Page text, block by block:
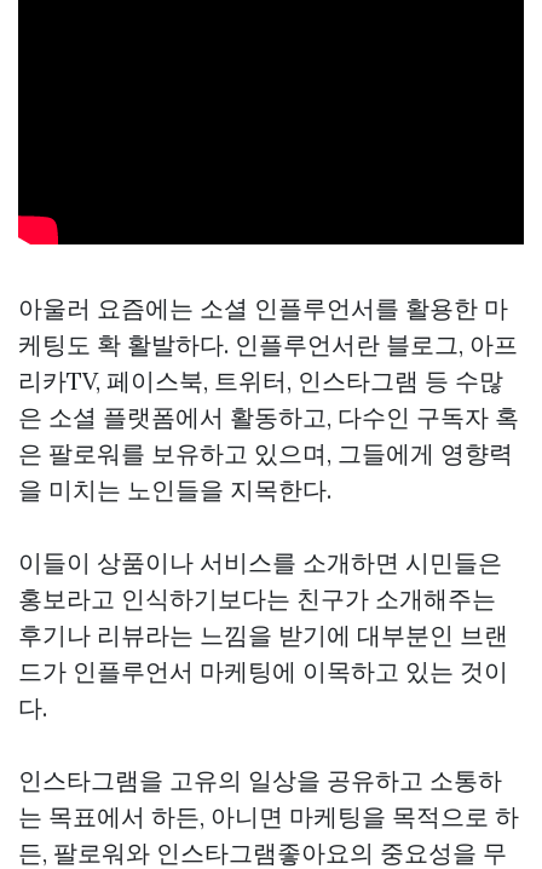
아울러 요즘에는 소셜 인플루언서를 활용한 마
케팅도 확 활발하다. 인플루언서란 블로그, 아프
리카TV, 페이스북, 트위터, 인스타그램 등 수많
은 소셜 플랫폼에서 활동하고, 다수인 구독자 혹
은 팔로워를 보유하고 있으며, 그들에게 영향력
을 미치는 노인들을 지목한다.
이들이 상품이나 서비스를 소개하면 시민들은
홍보라고 인식하기보다는 친구가 소개해주는
후기나 리뷰라는 느낌을 받기에 대부분인 브랜
드가 인플루언서 마케팅에 이목하고 있는 것이
다.
인스타그램을 고유의 일상을 공유하고 소통하
는 목표에서 하든, 아니면 마케팅을 목적으로 하
든, 팔로워와 인스타그램좋아요의 중요성을 무